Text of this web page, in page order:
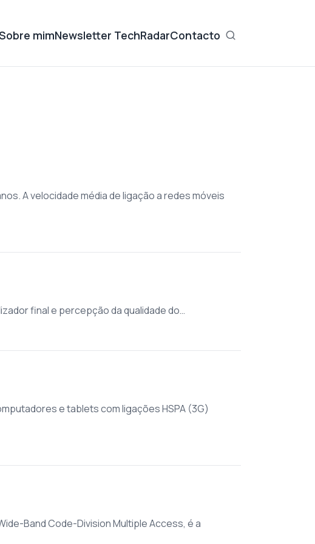
mimNewsletter TechRadarContacto
A velocidade média de ligação a redes móveis
final e percepção da qualidade do…
e tablets com ligações HSPA (3G)
Band Code-Division Multiple Access, é a